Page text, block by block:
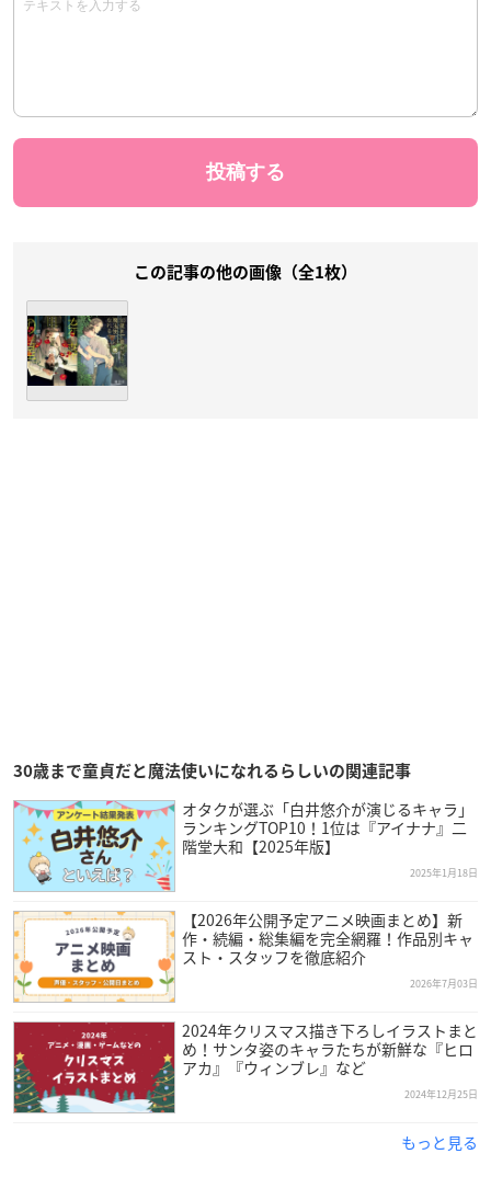
この記事の他の画像（全1枚）
30歳まで童貞だと魔法使いになれるらしいの関連記事
オタクが選ぶ「白井悠介が演じるキャラ」
ランキングTOP10！1位は『アイナナ』二
階堂大和【2025年版】
2025年1月18日
【2026年公開予定アニメ映画まとめ】新
作・続編・総集編を完全網羅！作品別キャ
スト・スタッフを徹底紹介
2026年7月03日
2024年クリスマス描き下ろしイラストまと
め！サンタ姿のキャラたちが新鮮な『ヒロ
アカ』『ウィンブレ』など
2024年12月25日
もっと見る